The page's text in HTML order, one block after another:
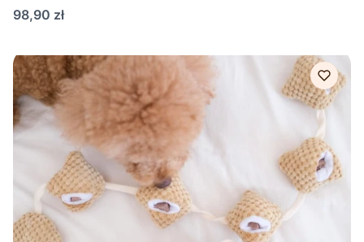
Cena
98,90 zł